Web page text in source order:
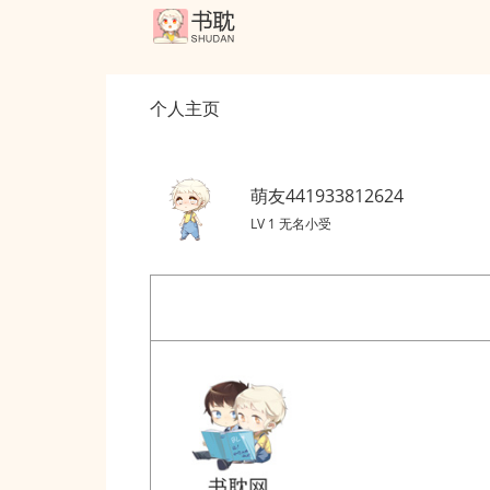
个人主页
萌友441933812624
LV 1 无名小受